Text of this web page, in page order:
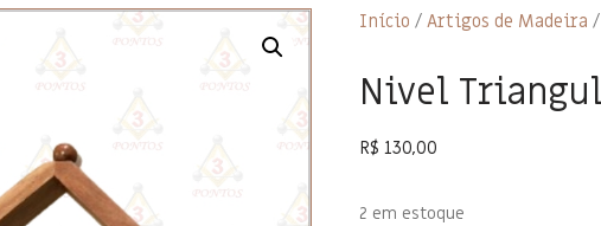
Início / Artigos de Madeira
Nivel
R$ 130,00
2 em estoque